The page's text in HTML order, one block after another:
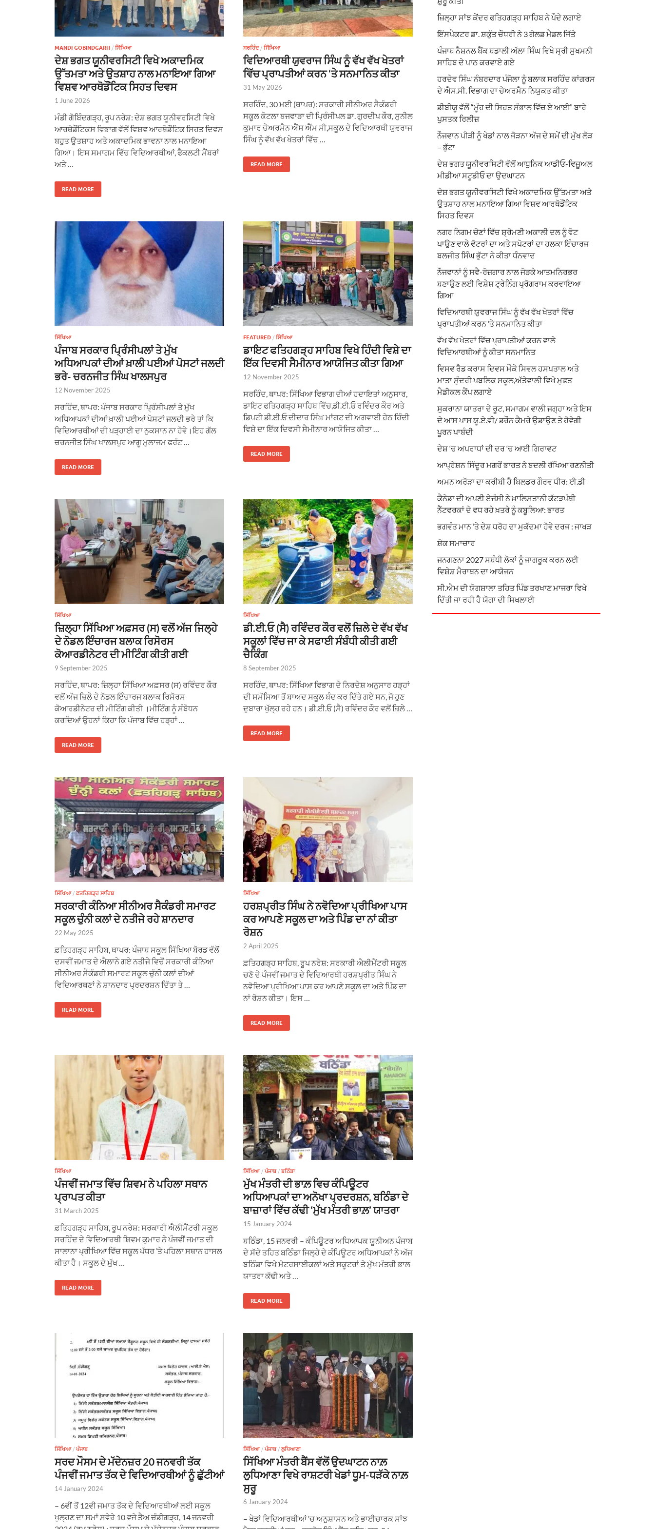
MANDI GOBINDGARH / ਸਿੱਖਿਆ
ਦੇਸ਼ ਭਗਤ ਯੂਨੀਵਰਸਿਟੀ ਵਿਖੇ ਅਕਾਦਮਿਕ
ਉੱਤਮਤਾ ਅਤੇ ਉਤਸ਼ਾਹ ਨਾਲ ਮਨਾਇਆ ਗਿਆ
ਵਿਸ਼ਵ ਆਰਥੋਡੌਂਟਿਕ ਸਿਹਤ ਦਿਵਸ
1 June 2026
ਮੰਡੀ ਗੋਬਿੰਦਗੜ੍ਹ, ਰੂਪ ਨਰੇਸ਼: ਦੇਸ਼ ਭਗਤ ਯੂਨੀਵਰਸਿਟੀ ਵਿਖੇ
ਆਰਥੋਡੌਂਟਿਕਸ ਵਿਭਾਗ ਵੱਲੋਂ ਵਿਸ਼ਵ ਆਰਥੋਡੌਂਟਿਕ ਸਿਹਤ ਦਿਵਸ
ਬਹੁਤ ਉਤਸ਼ਾਹ ਅਤੇ ਅਕਾਦਮਿਕ ਭਾਵਨਾ ਨਾਲ ਮਨਾਇਆ
ਗਿਆ। ਇਸ ਸਮਾਗਮ ਵਿੱਚ ਵਿਦਿਆਰਥੀਆਂ, ਫੈਕਲਟੀ ਮੈਂਬਰਾਂ
ਅਤੇ …
READ MORE
ਸਰਹਿੰਦ/ ਸਿੱਖਿਆ
ਵਿਦਿਆਰਥੀ ਯੁਵਰਾਜ ਸਿੰਘ ਨੂੰ ਵੱਖ ਵੱਖ ਖੇਤਰਾਂ
ਵਿੱਚ ਪ੍ਰਾਪਤੀਆਂ ਕਰਨ ‘ਤੇ ਸਨਮਾਨਿਤ ਕੀਤਾ
31 May 2026
ਸਰਹਿੰਦ, 30 ਮਈ (ਥਾਪਰ): ਸਰਕਾਰੀ ਸੀਨੀਅਰ ਸੈਕੰਡਰੀ
ਸਕੂਲ ਕੋਟਲਾ ਬਜਵਾੜਾ ਦੀ ਪ੍ਰਿੰਸੀਪਲ ਡਾ. ਗੁਰਦੀਪ ਕੌਰ, ਸੁਨੀਲ
ਕੁਮਾਰ ਚੇਅਰਮੈਨ ਐੱਸ ਐੱਮ ਸੀ,ਸਕੂਲ ਦੇ ਵਿਦਿਆਰਥੀ ਯੁਵਰਾਜ
ਸਿੰਘ ਨੂੰ ਵੱਖ ਵੱਖ ਖੇਤਰਾਂ ਵਿੱਚ …
READ MORE
ਸਿੱਖਿਆ
ਪੰਜਾਬ ਸਰਕਾਰ ਪ੍ਰਿੰਸੀਪਲਾਂ ਤੇ ਮੁੱਖ
ਅਧਿਆਪਕਾਂ ਦੀਆਂ ਖ਼ਾਲੀ ਪਈਆਂ ਪੋਸਟਾਂ ਜਲਦੀ
ਭਰੇ- ਚਰਨਜੀਤ ਸਿੰਘ ਖਾਲਸਪੁਰ
12 November 2025
ਸਰਹਿੰਦ, ਥਾਪਰ: ਪੰਜਾਬ ਸਰਕਾਰ ਪ੍ਰਿੰਸੀਪਲਾਂ ਤੇ ਮੁੱਖ
ਅਧਿਆਪਕਾਂ ਦੀਆਂ ਖ਼ਾਲੀ ਪਈਆਂ ਪੋਸਟਾਂ ਜਲਦੀ ਭਰੇ ਤਾਂ ਕਿ
ਵਿਦਿਆਰਥੀਆਂ ਦੀ ਪੜ੍ਹਾਈ ਦਾ ਨੁਕਸਾਨ ਨਾ ਹੋਵੇ।ਇਹ ਗੱਲ
ਚਰਨਜੀਤ ਸਿੰਘ ਖਾਲਸਪੁਰ ਆਗੂ ਮੁਲਾਜਮ ਫਰੰਟ …
READ MORE
FEATURED / ਸਿੱਖਿਆ
ਡਾਇਟ ਫਤਿਹਗੜ੍ਹ ਸਾਹਿਬ ਵਿਖੇ ਹਿੰਦੀ ਵਿਸ਼ੇ ਦਾ
ਇੱਕ ਦਿਵਸੀ ਸੈਮੀਨਾਰ ਆਯੋਜਿਤ ਕੀਤਾ ਗਿਆ
12 November 2025
ਸਰਹਿੰਦ, ਥਾਪਰ: ਸਿੱਖਿਆ ਵਿਭਾਗ ਦੀਆਂ ਹਦਾਇਤਾਂ ਅਨੁਸਾਰ,
ਡਾਇਟ ਫਤਿਹਗੜ੍ਹ ਸਾਹਿਬ ਵਿੱਚ,ਡੀ.ਈ.ਓ ਰਵਿੰਦਰ ਕੌਰ ਅਤੇ
ਡਿਪਟੀ ਡੀ.ਈ.ਓ ਦੀਦਾਰ ਸਿੰਘ ਮਾਂਗਟ ਦੀ ਅਗਵਾਈ ਹੇਠ ਹਿੰਦੀ
ਵਿਸ਼ੇ ਦਾ ਇੱਕ ਦਿਵਸੀ ਸੈਮੀਨਾਰ ਆਯੋਜਿਤ ਕੀਤਾ …
READ MORE
ਸਿੱਖਿਆ
ਜ਼ਿਲ੍ਹਾ ਸਿੱਖਿਆ ਅਫ਼ਸਰ (ਸ) ਵਲੋਂ ਅੱਜ ਜਿਲ੍ਹੇ
ਦੇ ਨੋਡਲ ਇੰਚਾਰਜ ਬਲਾਕ ਰਿਸੋਰਸ
ਕੋਆਰਡੀਨੇਟਰ ਦੀ ਮੀਟਿੰਗ ਕੀਤੀ ਗਈ
9 September 2025
ਸਰਹਿੰਦ, ਥਾਪਰ: ਜ਼ਿਲ੍ਹਾ ਸਿੱਖਿਆ ਅਫ਼ਸਰ (ਸ) ਰਵਿੰਦਰ ਕੌਰ
ਵਲੋਂ ਅੱਜ ਜ਼ਿਲੇ ਦੇ ਨੋਡਲ ਇੰਚਾਰਜ ਬਲਾਕ ਰਿਸੋਰਸ
ਕੋਆਰਡੀਨੇਟਰ ਦੀ ਮੀਟਿੰਗ ਕੀਤੀ ।ਮੀਟਿੰਗ ਨੂੰ ਸੰਬੋਧਨ
ਕਰਦਿਆਂ ਉਹਨਾਂ ਕਿਹਾ ਕਿ ਪੰਜਾਬ ਵਿੱਚ ਹੜ੍ਹਾਂ …
READ MORE
ਸਿੱਖਿਆ
ਡੀ.ਈ.ਓ (ਸੈ) ਰਵਿੰਦਰ ਕੌਰ ਵਲੋਂ ਜ਼ਿਲੇ ਦੇ ਵੱਖ ਵੱਖ
ਸਕੂਲਾਂ ਵਿੱਚ ਜਾ ਕੇ ਸਫਾਈ ਸੰਬੰਧੀ ਕੀਤੀ ਗਈ
ਚੈਕਿੰਗ
8 September 2025
ਸਰਹਿੰਦ, ਥਾਪਰ: ਸਿੱਖਿਆ ਵਿਭਾਗ ਦੇ ਨਿਰਦੇਸ਼ ਅਨੁਸਾਰ ਹੜ੍ਹਾਂ
ਦੀ ਸਮੱਸਿਆ ਤੋਂ ਬਾਅਦ ਸਕੂਲ ਬੰਦ ਕਰ ਦਿੱਤੇ ਗਏ ਸਨ, ਜੋ ਹੁਣ
ਦੁਬਾਰਾ ਖੁੱਲ੍ਹ ਰਹੇ ਹਨ। ਡੀ.ਈ.ਓ (ਸੈ) ਰਵਿੰਦਰ ਕੌਰ ਵਲੋਂ ਜ਼ਿਲੇ …
READ MORE
ਸਿੱਖਿਆ/ ਫ਼ਤਹਿਗੜ੍ਹ ਸਾਹਿਬ
ਸਰਕਾਰੀ ਕੰਨਿਆ ਸੀਨੀਅਰ ਸੈਕੰਡਰੀ ਸਮਾਰਟ
ਸਕੂਲ ਚੁੰਨੀ ਕਲਾਂ ਦੇ ਨਤੀਜੇ ਰਹੇ ਸ਼ਾਨਦਾਰ
22 May 2025
ਫ਼ਤਿਹਗੜ੍ਹ ਸਾਹਿਬ, ਥਾਪਰ: ਪੰਜਾਬ ਸਕੂਲ ਸਿੱਖਿਆ ਬੋਰਡ ਵੱਲੋਂ
ਦਸਵੀਂ ਜਮਾਤ ਦੇ ਐਲਾਨੇ ਗਏ ਨਤੀਜੇ ਵਿਚੋਂ ਸਰਕਾਰੀ ਕੰਨਿਆ
ਸੀਨੀਅਰ ਸੈਕੰਡਰੀ ਸਮਾਰਟ ਸਕੂਲ ਚੁੰਨੀ ਕਲਾਂ ਦੀਆਂ
ਵਿਦਿਆਰਥਣਾਂ ਨੇ ਸ਼ਾਨਦਾਰ ਪ੍ਰਦਰਸ਼ਨ ਦਿੱਤਾ ਤੇ …
READ MORE
ਸਿੱਖਿਆ
ਹਰਸ਼ਪ੍ਰੀਤ ਸਿੰਘ ਨੇ ਨਵੋਦਿਆ ਪ੍ਰੀਖਿਆ ਪਾਸ
ਕਰ ਆਪਣੇ ਸਕੂਲ ਦਾ ਅਤੇ ਪਿੰਡ ਦਾ ਨਾਂ ਕੀਤਾ
ਰੋਸ਼ਨ
2 April 2025
ਫ਼ਤਿਹਗੜ੍ਹ ਸਾਹਿਬ, ਰੂਪ ਨਰੇਸ਼: ਸਰਕਾਰੀ ਐਲੀਮੈਂਟਰੀ ਸਕੂਲ
ਚਣੋ ਦੇ ਪੰਜਵੀਂ ਜਮਾਤ ਦੇ ਵਿਦਿਆਰਥੀ ਹਰਸ਼ਪ੍ਰੀਤ ਸਿੰਘ ਨੇ
ਨਵੋਦਿਆ ਪ੍ਰੀਖਿਆ ਪਾਸ ਕਰ ਆਪਣੇ ਸਕੂਲ ਦਾ ਅਤੇ ਪਿੰਡ ਦਾ
ਨਾਂ ਰੋਸ਼ਨ ਕੀਤਾ। ਇਸ …
READ MORE
ਸਿੱਖਿਆ
ਪੰਜਵੀਂ ਜਮਾਤ ਵਿੱਚ ਸ਼ਿਵਮ ਨੇ ਪਹਿਲਾ ਸਥਾਨ
ਪ੍ਰਾਪਤ ਕੀਤਾ
31 March 2025
ਫ਼ਤਿਹਗੜ੍ਹ ਸਾਹਿਬ, ਰੂਪ ਨਰੇਸ਼: ਸਰਕਾਰੀ ਐਲੀਮੈਂਟਰੀ ਸਕੂਲ
ਸਰਹਿੰਦ ਦੇ ਵਿਦਿਆਰਥੀ ਸ਼ਿਵਮ ਕੁਮਾਰ ਨੇ ਪੰਜਵੀਂ ਜਮਾਤ ਦੀ
ਸਾਲਾਨਾ ਪ੍ਰੀਖਿਆ ਵਿੱਚ ਸਕੂਲ ਪੱਧਰ ’ਤੇ ਪਹਿਲਾ ਸਥਾਨ ਹਾਸਲ
ਕੀਤਾ ਹੈ। ਸਕੂਲ ਦੇ ਮੁੱਖ …
READ MORE
ਸਿੱਖਿਆ/ ਪੰਜਾਬ/ ਬਠਿੰਡਾ
ਮੁੱਖ ਮੰਤਰੀ ਦੀ ਭਾਲ਼ ਵਿਚ ਕੰਪਿਊਟਰ
ਅਧਿਆਪਕਾਂ ਦਾ ਅਨੋਖਾ ਪ੍ਰਦਰਸ਼ਨ, ਬਠਿੰਡਾ ਦੇ
ਬਾਜ਼ਾਰਾਂ ਵਿੱਚ ਕੱਢੀ ‘ਮੁੱਖ ਮੰਤਰੀ ਭਾਲ਼’ ਯਾਤਰਾ
15 January 2024
ਬਠਿੰਡਾ, 15 ਜਨਵਰੀ – ਕੰਪਿਊਟਰ ਅਧਿਆਪਕ ਯੂਨੀਅਨ ਪੰਜਾਬ
ਦੇ ਸੱਦੇ ਤਹਿਤ ਬਠਿੰਡਾ ਜਿਲ੍ਹੇ ਦੇ ਕੰਪਿਊਟਰ ਅਧਿਆਪਕਾਂ ਨੇ ਅੱਜ
ਬਠਿੰਡਾ ਵਿਖੇ ਮੋਟਰਸਾਈਕਲਾਂ ਅਤੇ ਸਕੂਟਰਾਂ ਤੇ ਮੁੱਖ ਮੰਤਰੀ ਭਾਲ
ਯਾਤਰਾ ਕੱਢੀ ਅਤੇ …
READ MORE
ਸਿੱਖਿਆ/ ਪੰਜਾਬ
ਸਰਦ ਮੌਸਮ ਦੇ ਮੱਦੇਨਜ਼ਰ 20 ਜਨਵਰੀ ਤੱਕ
ਪੰਜਵੀਂ ਜਮਾਤ ਤੱਕ ਦੇ ਵਿਦਿਆਰਥੀਆਂ ਨੂੰ ਛੁੱਟੀਆਂ
14 January 2024
– 6ਵੀਂ ਤੋਂ 12ਵੀ ਜਮਾਤ ਤੱਕ ਦੇ ਵਿਦਿਆਰਥੀਆਂ ਲਈ ਸਕੂਲ
ਖੁਲ੍ਹਣ ਦਾ ਸਮਾਂ ਸਵੇਰੇ 10 ਵਜੇ ਤੈਅ ਚੰਡੀਗੜ੍ਹ, 14 ਜਨਵਰੀ
ਸਿੱਖਿਆ/ ਪੰਜਾਬ/ ਲੁਧਿਆਣਾ
ਸਿੱਖਿਆ ਮੰਤਰੀ ਬੈਂਸ ਵੱਲੋਂ ਉਦਘਾਟਨ ਨਾਲ਼
ਲੁਧਿਆਣਾ ਵਿਖੇ ਰਾਸ਼ਟਰੀ ਖੇਡਾਂ ਧੂਮ-ਧੜੱਕੇ ਨਾਲ਼
ਸੁਰੂ
6 January 2024
– ਖੇਡਾਂ ਵਿਦਿਆਰਥੀਆਂ ‘ਚ ਅਨੁਸ਼ਾਸਨ ਅਤੇ ਭਾਈਚਾਰਕ ਸਾਂਝ
ਜ਼ਿਲ੍ਹਾ ਸਾਂਝ ਕੇਂਦਰ ਫਤਿਹਗੜ੍ਹ ਸਾਹਿਬ ਨੇ ਪੌਦੇ ਲਗਾਏ
ਇੰਸਪੈਕਟਰ ਡਾ. ਸ਼ਕੁੰਤ ਚੌਧਰੀ ਨੇ 3 ਗੋਲਡ ਮੈਡਲ ਜਿੱਤੇ
ਪੰਜਾਬ ਨੈਸ਼ਨਲ ਬੈਂਕ ਬਡਾਲੀ ਅੱਲਾ ਸਿੰਘ ਵਿਖੇ ਸ੍ਰੀ ਸੁਖਮਨੀ
ਸਾਹਿਬ ਦੇ ਪਾਠ ਕਰਵਾਏ ਗਏ
ਹਰਦੇਵ ਸਿੰਘ ਨੰਬਰਦਾਰ ਪੰਜੋਲਾ ਨੂੰ ਬਲਾਕ ਸਰਹਿੰਦ ਕਾਂਗਰਸ
ਦੇ ਐਸ.ਸੀ. ਵਿਭਾਗ ਦਾ ਚੇਅਰਮੈਨ ਨਿਯੁਕਤ ਕੀਤਾ
ਡੀਬੀਯੂ ਵੱਲੋਂ “ਮੂੰਹ ਦੀ ਸਿਹਤ ਸੰਭਾਲ ਵਿੱਚ ਏ ਆਈ” ਬਾਰੇ
ਪੁਸਤਕ ਰਿਲੀਜ਼
ਨੌਜਵਾਨ ਪੀੜੀ ਨੂੰ ਖੇਡਾਂ ਨਾਲ ਜੋੜਨਾ ਅੱਜ ਦੇ ਸਮੇਂ ਦੀ ਮੁੱਖ ਲੋੜ
– ਭੁੱਟਾ
ਦੇਸ਼ ਭਗਤ ਯੂਨੀਵਰਸਿਟੀ ਵੱਲੋਂ ਆਧੁਨਿਕ ਆਡੀਓ-ਵਿਜ਼ੂਅਲ
ਮੀਡੀਆ ਸਟੂਡੀਓ ਦਾ ਉਦਘਾਟਨ
ਦੇਸ਼ ਭਗਤ ਯੂਨੀਵਰਸਿਟੀ ਵਿਖੇ ਅਕਾਦਮਿਕ ਉੱਤਮਤਾ ਅਤੇ
ਉਤਸ਼ਾਹ ਨਾਲ ਮਨਾਇਆ ਗਿਆ ਵਿਸ਼ਵ ਆਰਥੋਡੌਂਟਿਕ
ਸਿਹਤ ਦਿਵਸ
ਨਗਰ ਨਿਗਮ ਚੋਣਾਂ ਵਿੱਚ ਸ਼੍ਰੋਮਣੀ ਅਕਾਲੀ ਦਲ ਨੂੰ ਵੋਟ
ਪਾਉਣ ਵਾਲੇ ਵੋਟਰਾਂ ਦਾ ਅਤੇ ਸਪੋਟਰਾਂ ਦਾ ਹਲਕਾ ਇੰਚਾਰਜ
ਬਲਜੀਤ ਸਿੰਘ ਭੁੱਟਾ ਨੇ ਕੀਤਾ ਧੰਨਵਾਦ
ਨੌਜਵਾਨਾਂ ਨੂੰ ਸਵੈ-ਰੋਜ਼ਗਾਰ ਨਾਲ ਜੋੜਕੇ ਆਤਮਨਿਰਭਰ
ਬਣਾਉਣ ਲਈ ਵਿਸ਼ੇਸ਼ ਟ੍ਰੇਨਿੰਗ ਪ੍ਰੋਗਰਾਮ ਕਰਵਾਇਆ
ਗਿਆ
ਵਿਦਿਆਰਥੀ ਯੁਵਰਾਜ ਸਿੰਘ ਨੂੰ ਵੱਖ ਵੱਖ ਖੇਤਰਾਂ ਵਿੱਚ
ਪ੍ਰਾਪਤੀਆਂ ਕਰਨ ‘ਤੇ ਸਨਮਾਨਿਤ ਕੀਤਾ
ਵੱਖ ਵੱਖ ਖੇਤਰਾਂ ਵਿੱਚ ਪ੍ਰਾਪਤੀਆਂ ਕਰਨ ਵਾਲੇ
ਵਿਦਿਆਰਥੀਆਂ ਨੂੰ ਕੀਤਾ ਸਨਮਾਨਿਤ
ਵਿਸਵ ਰੈਡ ਕਰਾਸ ਦਿਵਸ ਮੌਕੇ ਸਿਵਲ ਹਸਪਤਾਲ ਅਤੇ
ਮਾਤਾ ਸੁੰਦਰੀ ਪਬਲਿਕ ਸਕੂਲ,ਅੱਤੇਵਾਲੀ ਵਿਖੇ ਮੁਫਤ
ਮੈਡੀਕਲ ਕੈਂਪ ਲਗਾਏ
ਸੁਕਰਾਨਾ ਯਾਤਰਾ ਦੇ ਰੂਟ, ਸਮਾਗਮ ਵਾਲੀ ਜਗ੍ਹਾ ਅਤੇ ਇਸ
ਦੇ ਆਸ ਪਾਸ ਯੂ.ਏ.ਵੀ/ ਡਰੌਨ ਕੈਮਰੇ ਉਡਾਉਣ ਤੇ ਹੋਵੇਗੀ
ਪੂਰਨ ਪਾਬੰਦੀ
ਦੇਸ਼ ‘ਚ ਅਪਰਾਧਾਂ ਦੀ ਦਰ ‘ਚ ਆਈ ਗਿਰਾਵਟ
ਆਪ੍ਰੇਸ਼ਨ ਸਿੰਦੂਰ ਮਗਰੋਂ ਭਾਰਤ ਨੇ ਬਦਲੀ ਰੱਖਿਆ ਰਣਨੀਤੀ
ਅਮਨ ਅਰੋੜਾ ਦਾ ਕਰੀਬੀ ਹੈ ਬਿਲਡਰ ਗੌਰਵ ਧੀਰ: ਈ.ਡੀ
ਕੈਨੇਡਾ ਦੀ ਅਪਣੀ ਏਜੰਸੀ ਨੇ ਖ਼ਾਲਿਸਤਾਨੀ ਕੱਟੜਪੰਥੀ
ਨੈੱਟਵਰਕਾਂ ਦੇ ਵਧ ਰਹੇ ਖ਼ਤਰੇ ਨੂੰ ਕਬੂਲਿਆ: ਭਾਰਤ
ਭਗਵੰਤ ਮਾਨ ‘ਤੇ ਦੇਸ਼ ਧਰੋਹ ਦਾ ਮੁਕੱਦਮਾ ਹੋਵੇ ਦਰਜ : ਜਾਖੜ
ਸ਼ੋਕ ਸਮਾਚਾਰ
ਜਨਗਣਨਾ 2027 ਸਬੰਧੀ ਲੋਕਾਂ ਨੂੰ ਜਾਗਰੂਕ ਕਰਨ ਲਈ
ਵਿਸ਼ੇਸ਼ ਮੈਰਾਥਨ ਦਾ ਆਯੋਜਨ
ਸੀ.ਐਮ ਦੀ ਯੋਗਸ਼ਾਲਾ ਤਹਿਤ ਪਿੰਡ ਤਰਖਾਣ ਮਾਜਰਾ ਵਿਖੇ
ਦਿੱਤੀ ਜਾ ਰਹੀ ਹੈ ਯੋਗਾ ਦੀ ਸਿਖਲਾਈ